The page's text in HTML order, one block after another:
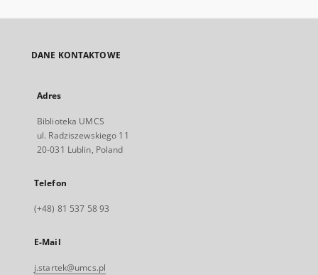
DANE KONTAKTOWE
Adres
Biblioteka UMCS
ul. Radziszewskiego 11
20-031 Lublin, Poland
Telefon
(+48) 81 537 58 93
E-Mail
j.startek@umcs.pl